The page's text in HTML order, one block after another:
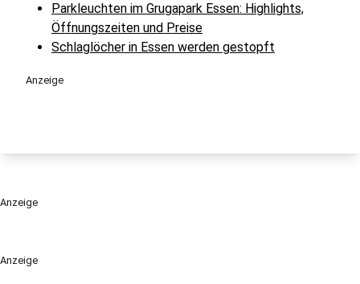
Anzeige
Parkleuchten im Grugapark Essen: Highlights,
Öffnungszeiten und Preise
Schlaglöcher in Essen werden gestopft
Anzeige
Anzeige